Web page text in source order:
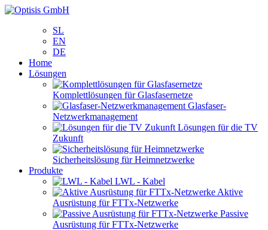
SL
EN
DE
Home
Lösungen
Komplettlösungen für Glasfasernetze
Glasfaser-
Netzwerkmanagement
Lösungen für die TV
Zukunft
Sicherheitslösung für Heimnetzwerke
Produkte
LWL - Kabel
Aktive
Ausrüstung für FTTx-Netzwerke
Passive
Ausrüstung für FTTx-Netzwerke